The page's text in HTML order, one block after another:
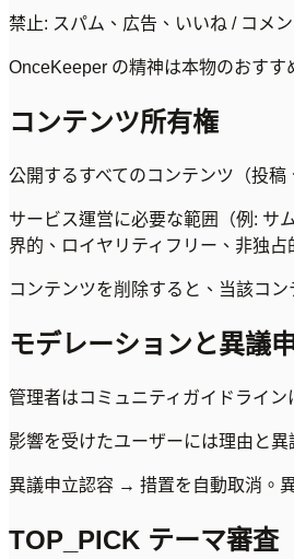
禁止: スパム、広告、いいね / コメ
OnceKeeper の精神は本物のおす
コンテンツ所有権
公開するすべてのコンテンツ（投
サービス運営に必要な範囲（例: サ
界的、ロイヤリティフリー、非独
コンテンツを削除すると、当該コ
モデレーションと異議
管理者はコミュニティガイドライ
影響を受けたユーザーには理由と
異議申立認容 → 措置を自動取消。
TOP_PICK テーマ審査